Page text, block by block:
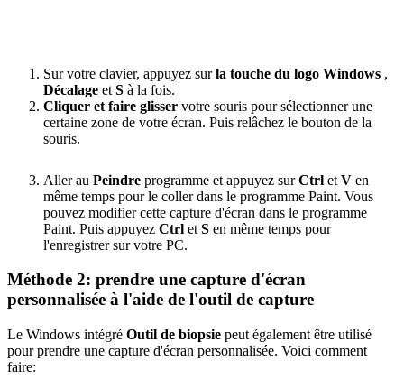
Sur votre clavier, appuyez surla touche du logo Windows ,
Décalage et S à la fois.
Cliquer et faire glisser votre souris pour sélectionner une
certaine zone de votre écran. Puis relâchez le bouton de la
souris.
Aller au Peindre programme et appuyez surCtrl et V en
même temps pour le coller dans le programme Paint. Vous
pouvez modifier cette capture d'écran dans le programme
Paint. Puis appuyez Ctrl et S en même temps pour
l'enregistrer sur votre PC.
Méthode 2: prendre une capture d'écran
personnalisée à l'aide de l'outil de capture
Le Windows intégré Outil de biopsie peut également être utilisé
pour prendre une capture d'écran personnalisée. Voici comment
faire: